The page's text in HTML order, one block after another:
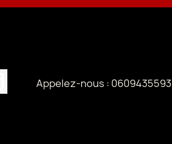
Appelez-nous : 0609435593